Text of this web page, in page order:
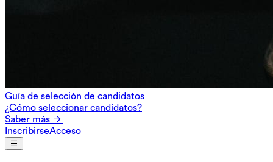
Guía de selección de candidatos
¿Cómo seleccionar candidatos?
Saber más
InscribirseAcceso